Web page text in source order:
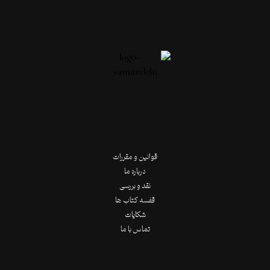
قوانین و مقررات
درباره ما
نقد و بررسی
قفسه کتاب ها
شکایات
تماس با ما